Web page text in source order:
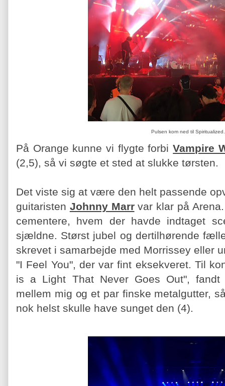
Pulsen kom ned til Spiritualized.
På Orange kunne vi flygte forbiVampire
(2,5), så vi søgte et sted at slukke tørsten.
Det viste sig at være den helt passende
guitaristen Johnny Marrvar klar på
cementere, hvem der havde indtaget
sjældne. Størst jubel og dertilhørende
skrevet i samarbejde med Morrissey eller
"I Feel You", der var fint eksekveret. Til
is a Light That Never Goes Out", fandt
mellem mig og et par finske metalgutter,
nok helst skulle have sunget den (4).